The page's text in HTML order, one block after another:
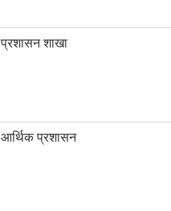
प्रशासन शाखा
आर्थिक प्रशासन